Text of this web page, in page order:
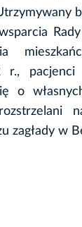
r.,
o
zagłady w